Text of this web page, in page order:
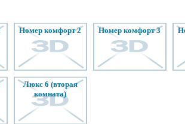
номер комфорт 2 номер комфорт 3
люкс 6 (вторая
комната)